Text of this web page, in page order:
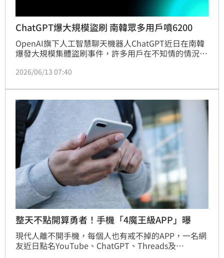
ChatGPT爆大規模盜刷 南韓眾多用戶噴6200
OpenAI旗下人工智慧聊天機器人ChatGPT近日在南韓
爆發大規模集體盜刷事件，許多用戶在不知情的情況
案」，訂閱費要價29萬9000韓元（約新台幣6227
錄，其中高達858件已被列為高度可疑的詐欺盜刷案
例，受害金額初估達2億5千萬韓元（約合新台幣近600
萬元）。
2026/06/13 07:40
整天不點開算勇者！手機「4魔王級APP」曝
現代人離不開手機，每個人也有戒不掉的APP，一名網
友近日點名YouTube、ChatGPT、Threads及